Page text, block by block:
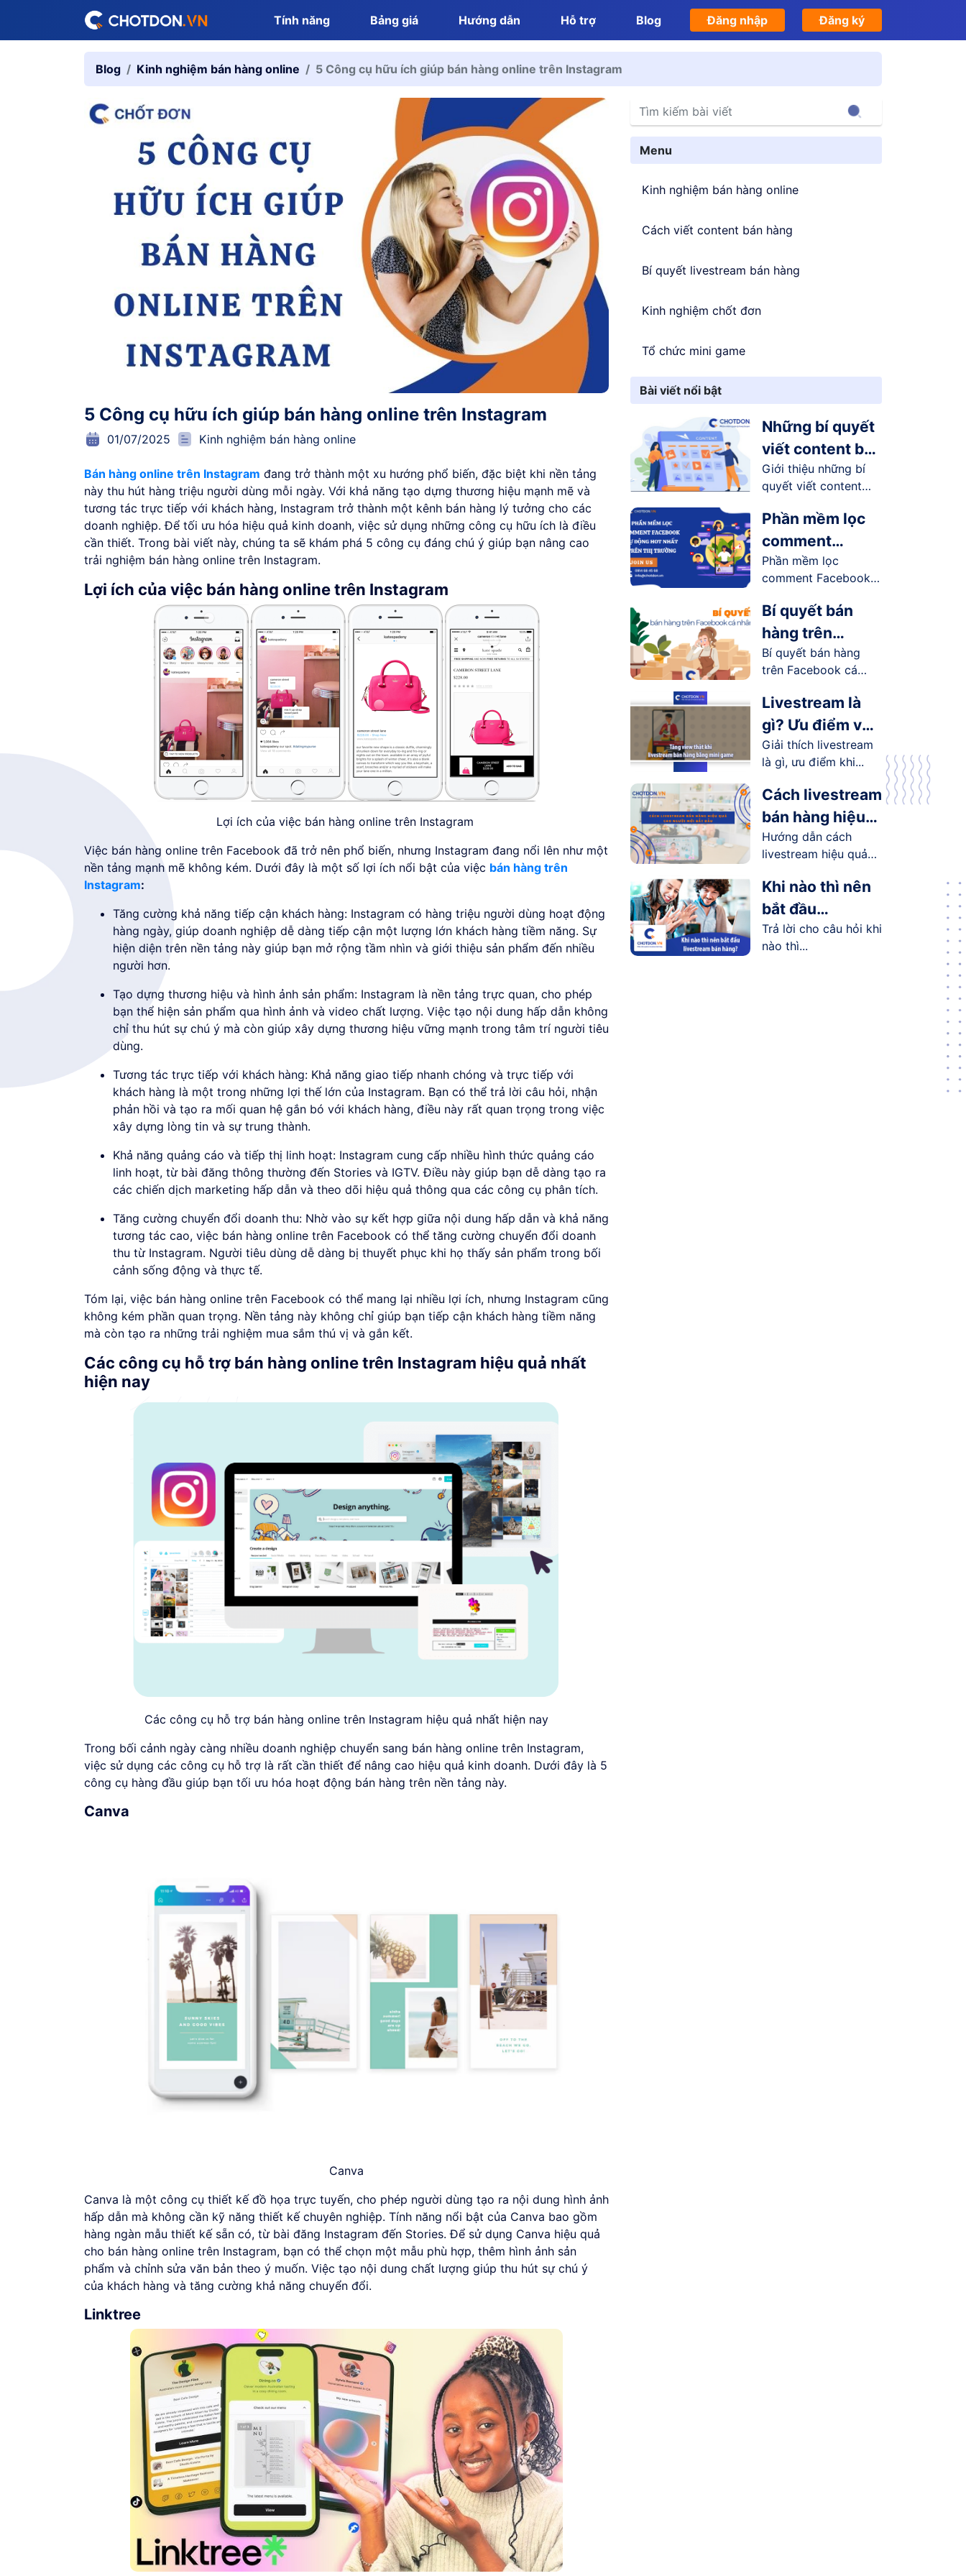
Tính năng Bảng giá Hướng dẫn Hỗ trợ Blog Đăng nhập Đăng ký
Blog Kinh nghiệm bán hàng online 5 Công cụ hữu ích giúp bán hàng online trên Instagram
5 Công cụ hữu ích giúp bán hàng online trên Instagram
01/07/2025 Kinh nghiệm bán hàng online
Bán hàng online trên Instagram đang trở thành một xu hướng phổ biến, đặc biệt khi nền tảng
này thu hút hàng triệu người dùng mỗi ngày. Với khả năng tạo dựng thương hiệu mạnh mẽ và
tương tác trực tiếp với khách hàng, Instagram trở thành một kênh bán hàng lý tưởng cho các
doanh nghiệp. Để tối ưu hóa hiệu quả kinh doanh, việc sử dụng những công cụ hữu ích là điều
cần thiết. Trong bài viết này, chúng ta sẽ khám phá 5 công cụ đáng chú ý giúp bạn nâng cao
trải nghiệm bán hàng online trên Instagram.
Lợi ích của việc bán hàng online trên Instagram
Lợi ích của việc bán hàng online trên Instagram
Việc bán hàng online trên Facebook đã trở nên phổ biến, nhưng Instagram đang nổi lên như một
nền tảng mạnh mẽ không kém. Dưới đây là một số lợi ích nổi bật của việc bán hàng trên
Instagram:
Tăng cường khả năng tiếp cận khách hàng: Instagram có hàng triệu người dùng hoạt động
hàng ngày, giúp doanh nghiệp dễ dàng tiếp cận một lượng lớn khách hàng tiềm năng. Sự
hiện diện trên nền tảng này giúp bạn mở rộng tầm nhìn và giới thiệu sản phẩm đến nhiều
người hơn.
Tạo dựng thương hiệu và hình ảnh sản phẩm: Instagram là nền tảng trực quan, cho phép
bạn thể hiện sản phẩm qua hình ảnh và video chất lượng. Việc tạo nội dung hấp dẫn không
chỉ thu hút sự chú ý mà còn giúp xây dựng thương hiệu vững mạnh trong tâm trí người tiêu
dùng.
Tương tác trực tiếp với khách hàng: Khả năng giao tiếp nhanh chóng và trực tiếp với
khách hàng là một trong những lợi thế lớn của Instagram. Bạn có thể trả lời câu hỏi, nhận
phản hồi và tạo ra mối quan hệ gắn bó với khách hàng, điều này rất quan trọng trong việc
xây dựng lòng tin và sự trung thành.
Khả năng quảng cáo và tiếp thị linh hoạt: Instagram cung cấp nhiều hình thức quảng cáo
linh hoạt, từ bài đăng thông thường đến Stories và IGTV. Điều này giúp bạn dễ dàng tạo ra
các chiến dịch marketing hấp dẫn và theo dõi hiệu quả thông qua các công cụ phân tích.
Tăng cường chuyển đổi doanh thu: Nhờ vào sự kết hợp giữa nội dung hấp dẫn và khả năng
tương tác cao, việc bán hàng online trên Facebook có thể tăng cường chuyển đổi doanh
thu từ Instagram. Người tiêu dùng dễ dàng bị thuyết phục khi họ thấy sản phẩm trong bối
cảnh sống động và thực tế.
Tóm lại, việc bán hàng online trên Facebook có thể mang lại nhiều lợi ích, nhưng Instagram cũng
không kém phần quan trọng. Nền tảng này không chỉ giúp bạn tiếp cận khách hàng tiềm năng
mà còn tạo ra những trải nghiệm mua sắm thú vị và gắn kết.
Các công cụ hỗ trợ bán hàng online trên Instagram hiệu quả nhất
hiện nay
Các công cụ hỗ trợ bán hàng online trên Instagram hiệu quả nhất hiện nay
Trong bối cảnh ngày càng nhiều doanh nghiệp chuyển sang bán hàng online trên Instagram,
việc sử dụng các công cụ hỗ trợ là rất cần thiết để nâng cao hiệu quả kinh doanh. Dưới đây là 5
công cụ hàng đầu giúp bạn tối ưu hóa hoạt động bán hàng trên nền tảng này.
Canva
Canva
Canva là một công cụ thiết kế đồ họa trực tuyến, cho phép người dùng tạo ra nội dung hình ảnh
hấp dẫn mà không cần kỹ năng thiết kế chuyên nghiệp. Tính năng nổi bật của Canva bao gồm
hàng ngàn mẫu thiết kế sẵn có, từ bài đăng Instagram đến Stories. Để sử dụng Canva hiệu quả
cho bán hàng online trên Instagram, bạn có thể chọn một mẫu phù hợp, thêm hình ảnh sản
phẩm và chỉnh sửa văn bản theo ý muốn. Việc tạo nội dung chất lượng giúp thu hút sự chú ý
của khách hàng và tăng cường khả năng chuyển đổi.
Linktree
Search
Menu
Kinh nghiệm bán hàng online
Cách viết content bán hàng
Bí quyết livestream bán hàng
Kinh nghiệm chốt đơn
Tổ chức mini game
Bài viết nổi bật
Những bí quyết
viết content bán
hàng online trên
Facebook
Giới thiệu những bí
quyết viết content
Phần mềm lọc
comment
Facebook tự
động hot nhất
trên thị trường
Phần mềm lọc
comment Facebook
Bí quyết bán
hàng trên
Facebook cá
nhân hiệu quả
Bí quyết bán hàng
trên Facebook cá
Livestream là
gì? Ưu điểm và
lợi ích
livestream
mang lại như
thế nào?
Giải thích livestream
là gì, ưu điểm khi...
Cách livestream
bán hàng hiệu
quả cho người
mới bắt đầu
Hướng dẫn cách
livestream hiệu quả
Khi nào thì nên
bắt đầu
livestream bán
hàng?
Trả lời cho câu hỏi khi
nào thì...